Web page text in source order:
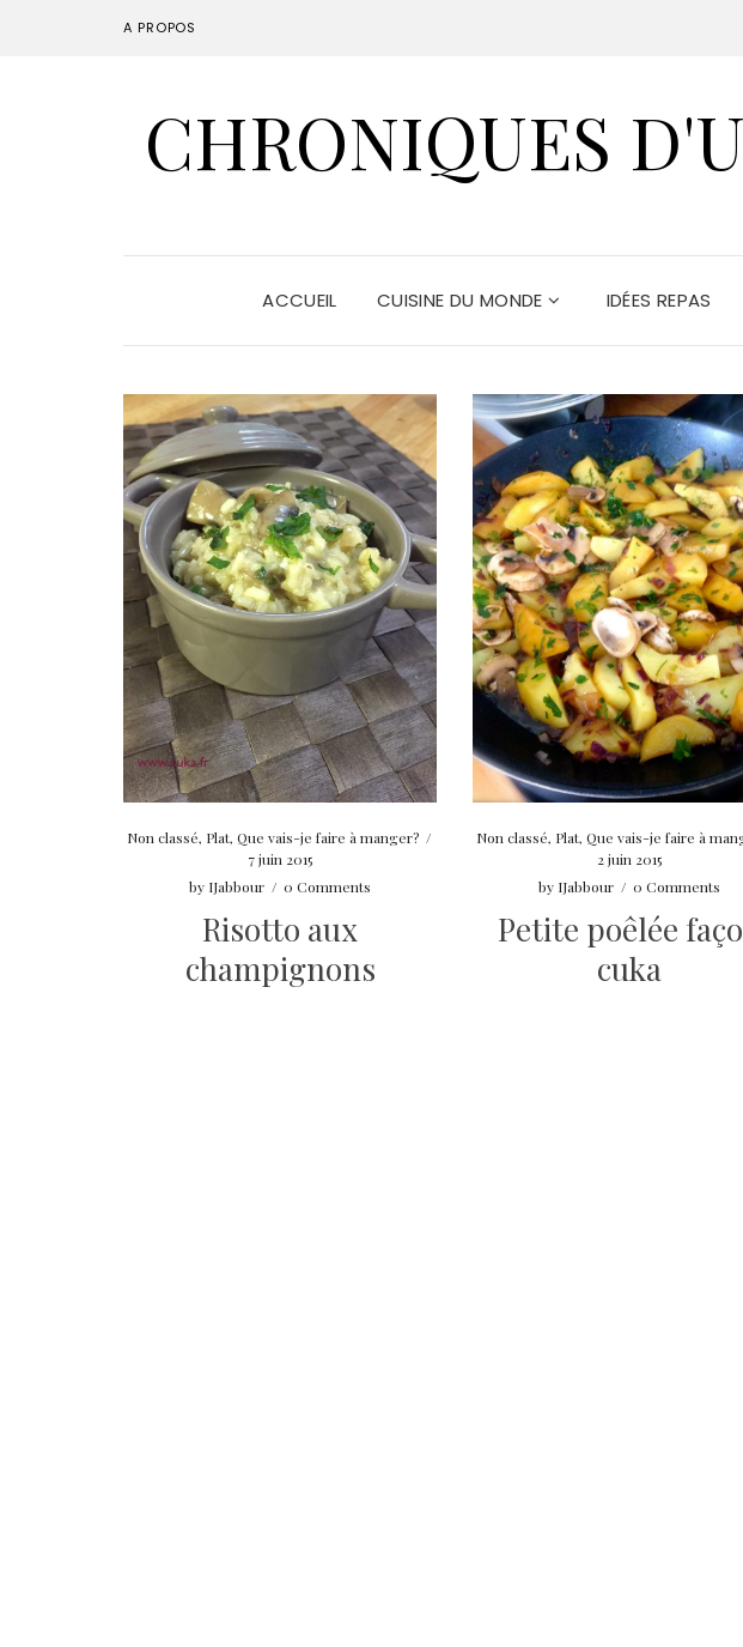
A PROPOS
CHRONIQUES
ACCUEIL CUISINE DU MONDE IDÉES REPAS
Non classé, Plat, Que vais-je faire à manger? /
7 juin 2015
by IJabbour / 0 Comments
Risotto aux
champignons
Non classé, Plat, Que vais-je faire à
2 juin 2015
by IJabbour / 0 Comments
Petite poêlée
cuka